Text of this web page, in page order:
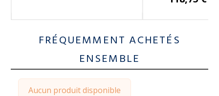
FRÉQUEMMENT ACHETÉS
ENSEMBLE
Aucun produit disponible